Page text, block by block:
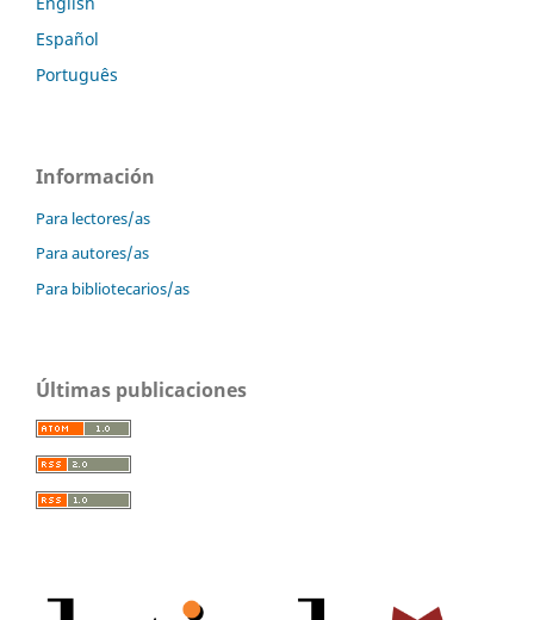
Español
Português
Información
Para lectores/as
Para autores/as
Para bibliotecarios/as
Últimas publicaciones